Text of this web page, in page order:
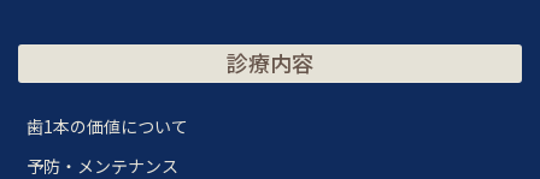
診療内容
歯1本の価値について
予防・メンテナンス